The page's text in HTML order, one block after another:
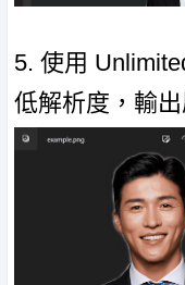
5. 使用
低解析度，輸出